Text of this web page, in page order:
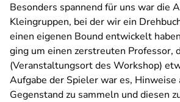
Besonders spannend für uns war die
Kleingruppen, bei der wir ein
einen eigenen Bound entwickelt
ging um einen zerstreuten Professor,
(Veranstaltungsort des Workshop)
Aufgabe der Spieler war es, Hinweise
Gegenstand zu sammeln und diesen